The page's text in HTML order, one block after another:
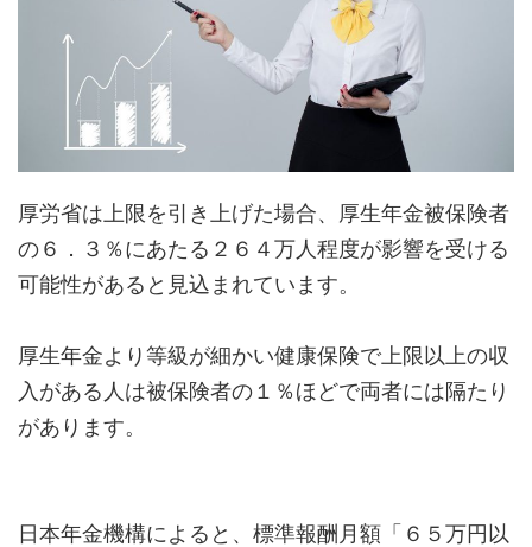
厚労省は上限を引き上げた場合、厚生年金被保険者
の６．３％にあたる２６４万人程度が影響を受ける
可能性があると見込まれています。
厚生年金より等級が細かい健康保険で上限以上の収
入がある人は被保険者の１％ほどで両者には隔たり
があります。
日本年金機構によると、標準報酬月額「６５万円以